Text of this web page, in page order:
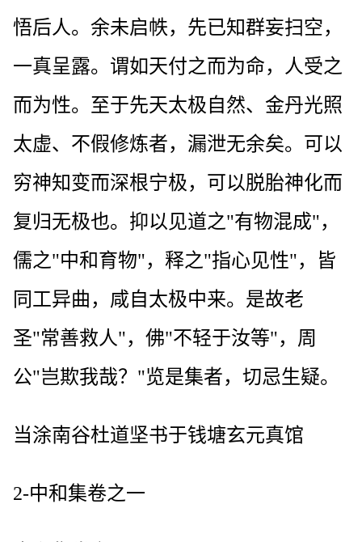
悟后人。余未启帙，先已知群妄扫空，
一真呈露。谓如天付之而为命，人受之
而为性。至于先天太极自然、金丹光照
太虚、不假修炼者，漏泄无余矣。可以
穷神知变而深根宁极，可以脱胎神化而
复归无极也。抑以见道之"有物混成"，
儒之"中和育物"，释之"指心见性"，皆
同工异曲，咸自太极中来。是故老
圣"常善救人"，佛"不轻于汝等"，周
公"岂欺我哉？"览是集者，切忌生疑。
当涂南谷杜道坚书于钱塘玄元真馆
2-中和集卷之一